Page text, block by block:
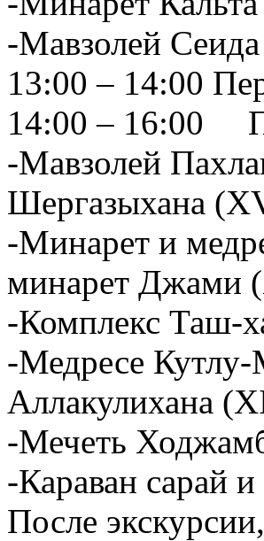
-Мавзолей
13:00 – 14:00
14:00 – 16:00
-Мавзолей
Шергазыхана
-Минарет и
минарет Джами
-Комплекс Таш-
-Медресе
Аллакулихана
-Мечеть
-Караван сарай
После